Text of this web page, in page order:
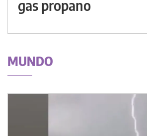
gas propano
MUNDO